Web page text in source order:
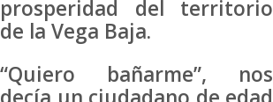
prosperidad del territorio
de la Vega Baja.
“Quiero bañarme”, nos